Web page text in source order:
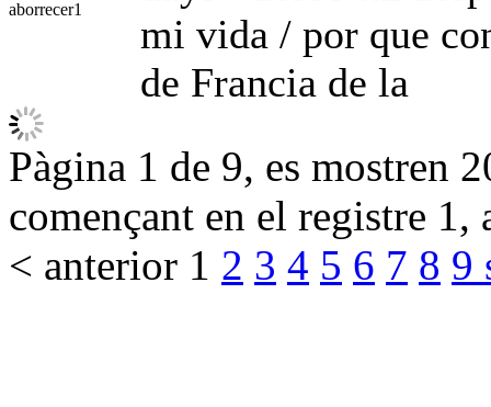
aborrecer1
mi vida / por que
de Francia de la
Pàgina 1 de 9, es mostren
començant en el registre 1,
< anterior 1 2 3 4 5 6 7 8 9